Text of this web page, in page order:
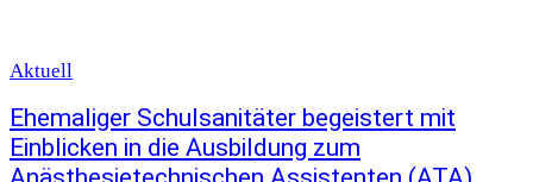
Aktuell
Ehemaliger Schulsanitäter begeistert mit
Einblicken in die Ausbildung zum